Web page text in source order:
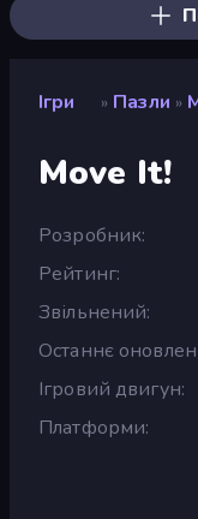
Ігри » Пазли »
Move It!
Розробник
Рейтинг
Звільнений
Останнє
Ігровий двигун
Платформи